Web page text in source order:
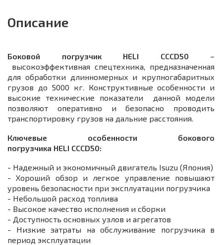
Описание
Боковой погрузчик HELI CCCD50 –
высокоэффективная спецтехника, предназначенная
для обработки длинномерных и крупногабаритных
грузов до 5000 кг. Конструктивные особенности и
высокие технические показатели данной модели
позволяют оперативно и безопасно проводить
транспортировку грузов на дальние расстояния.
Ключевые особенности бокового
погрузчика HELI CCCD50:
- Надежный и экономичный двигатель Isuzu (Япония)
- Хороший обзор и легкое управление повышают
уровень безопасности при эксплуатации погрузчика
- Небольшой расход топлива
- Высокое качество исполнения и сборки
- Доступность основных узлов и агрегатов
- Низкие затраты на обслуживание погрузчика в
период эксплуатации